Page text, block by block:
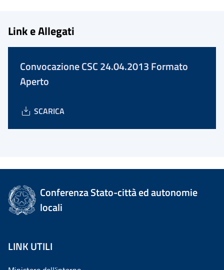
Link e Allegati
Convocazione CSC 24.04.2013 Formato
Aperto
SCARICA
Conferenza Stato-città ed autonomie
locali
LINK UTILI